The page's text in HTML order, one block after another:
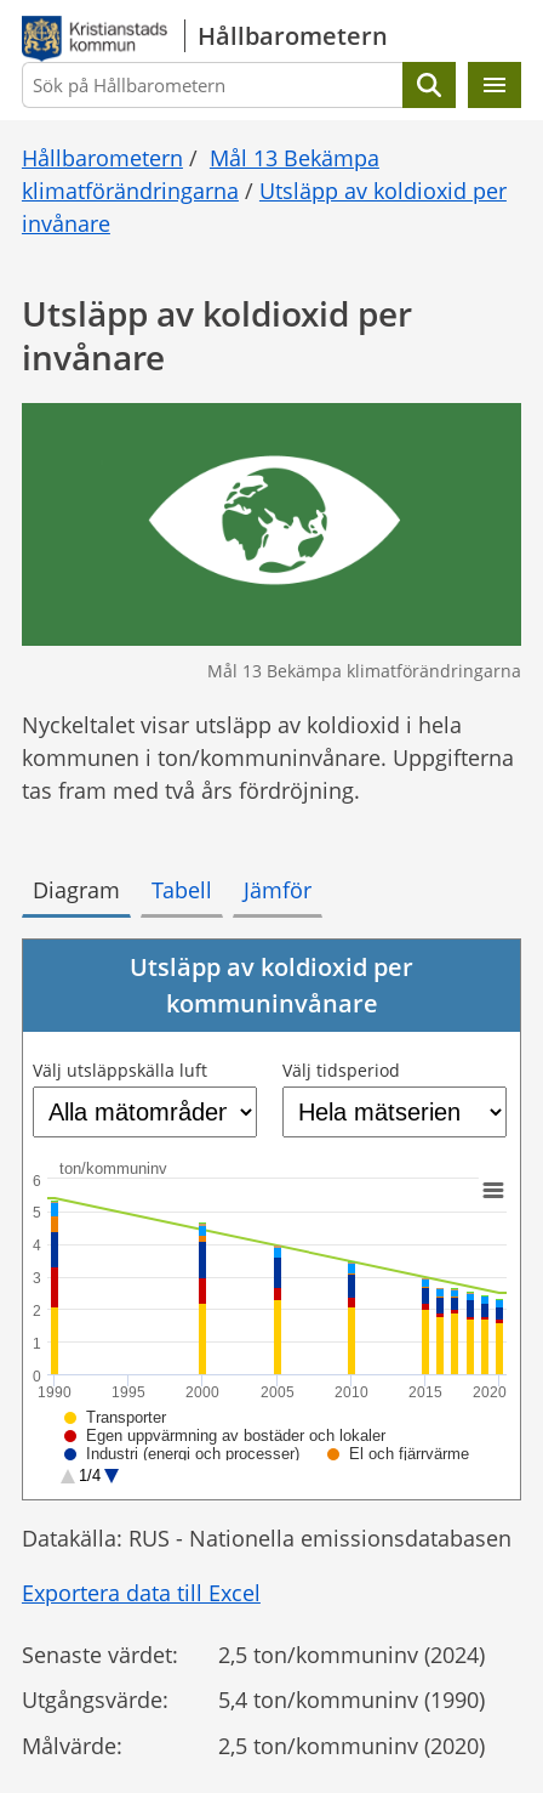
Gå direkt till sidans innehåll
Hållbarometern
Sök
Hållbarometern / Mål 13 Bekämpa
klimatförändringarna / Utsläpp av koldioxid per
invånare
Utsläpp av koldioxid per
invånare
Mål 13 Bekämpa klimatförändringarna
Nyckeltalet visar utsläpp av koldioxid i hela
kommunen i ton/kommuninvånare. Uppgifterna
tas fram med två års fördröjning.
Diagram Tabell Jämför
Utsläpp av koldioxid per
kommuninvånare
Välj utsläppskälla luft Välj tidsperiod
ton/kommuninv
Transporter
Egen uppvärmning av bostäder och lokaler
Industri (energi och processer)
El och fjärrvärme
Arbetsmaskiner
Målvärde
1/4
1990 1995 2000 2005 2010 2015 2020
0
1
2
3
4
5
6
Datakälla: RUS - Nationella emissionsdatabasen
Exportera data till Excel
Senaste värdet:
2,5 ton/kommuninv (2024)
Utgångsvärde:
5,4 ton/kommuninv (1990)
Målvärde:
2,5 ton/kommuninv (2020)